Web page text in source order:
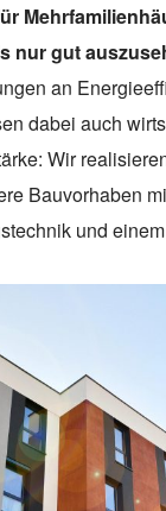
nur gut
an
dabei auch
Wir
Bauvorhaben
und